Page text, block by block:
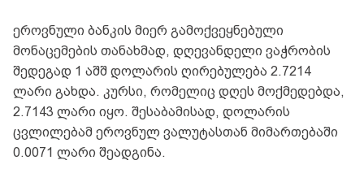
ეროვნული ბანკის მიერ გამოქვეყნებული
მონაცემების თანახმად, დღევანდელი ვაჭრობის
შედეგად 1 აშშ დოლარის ღირებულება 2.7214
ლარი გახდა. კურსი, რომელიც დღეს მოქმედებდა,
2.7143 ლარი იყო. შესაბამისად, დოლარის
ცვლილებამ ეროვნულ ვალუტასთან მიმართებაში
0.0071 ლარი შეადგინა.